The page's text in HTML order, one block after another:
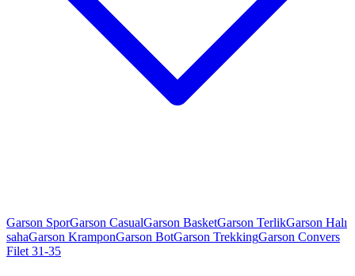
Garson SporGarson CasualGarson BasketGarson TerlikGarson Halı
sahaGarson KramponGarson BotGarson TrekkingGarson Convers
Filet 31-35